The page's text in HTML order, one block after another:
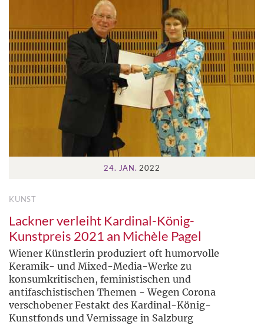
24. JAN. 2022
KUNST
Lackner verleiht Kardinal-König-
Kunstpreis 2021 an Michèle Pagel
Wiener Künstlerin produziert oft humorvolle
Keramik- und Mixed-Media-Werke zu
konsumkritischen, feministischen und
antifaschistischen Themen - Wegen Corona
verschobener Festakt des Kardinal-König-
Kunstfonds und Vernissage in Salzburg